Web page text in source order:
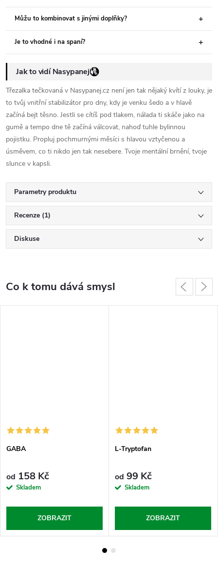
Můžu to kombinovat s jinými doplňky?
Je to vhodné i na spaní?
Jak to vidí Nasypanej
Třezalka tečkovaná v Nasypanej.cz není jen tak nějaký kvítí z louky, je
to tvůj vnitřní stabilizátor pro dny, kdy je venku šedo a v hlavě
začíná bejt těsno. Jestli se cítíš pod tlakem, nálada ti skáče jako na
gumě a tempo dne tě začíná válcovat, nahoď tuhle bylinnou
pojistku. Propluj pochmurnými měsíci s hlavou vztyčenou a
úsměvem, co ti nikdo jen tak nesebere. Tvoje mentální brnění, tvoje
slunce v kapsli.
Parametry produktu
Recenze (1)
Diskuse
Co k tomu dává smysl
GABA
od 158 Kč
Skladem
ZOBRAZIT
L-Tryptofan
od 99 Kč
Skladem
ZOBRAZIT